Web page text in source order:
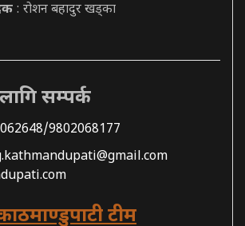
: रोशन बहादुर खड्का
सम्पर्क
9802068177
टीम